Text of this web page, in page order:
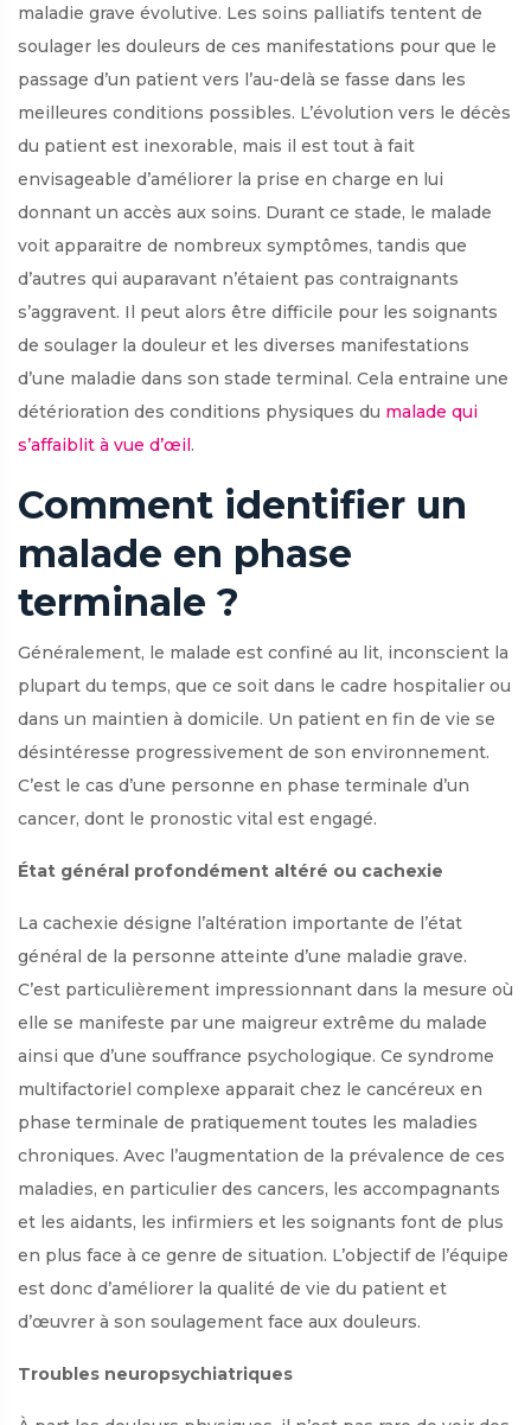
maladie grave évolutive. Les soins palliatifs tentent de
soulager les douleurs de ces manifestations pour que le
passage d’un patient vers l’au-delà se fasse dans les
meilleures conditions possibles. L’évolution vers le décès
du patient est inexorable, mais il est tout à fait
envisageable d’améliorer la prise en charge en lui
donnant un accès aux soins. Durant ce stade, le malade
voit apparaitre de nombreux symptômes, tandis que
d’autres qui auparavant n’étaient pas contraignants
s’aggravent. Il peut alors être difficile pour les soignants
de soulager la douleur et les diverses manifestations
d’une maladie dans son stade terminal. Cela entraine une
détérioration des conditions physiques du malade qui
s’affaiblit à vue d’œil.
Comment identifier un
malade en phase
terminale ?
Généralement, le malade est confiné au lit, inconscient la
plupart du temps, que ce soit dans le cadre hospitalier ou
dans un maintien à domicile. Un patient en fin de vie se
désintéresse progressivement de son environnement.
C’est le cas d’une personne en phase terminale d’un
cancer, dont le pronostic vital est engagé.
État général profondément altéré ou cachexie
La cachexie désigne l’altération importante de l’état
général de la personne atteinte d’une maladie grave.
C’est particulièrement impressionnant dans la mesure où
elle se manifeste par une maigreur extrême du malade
ainsi que d’une souffrance psychologique. Ce syndrome
multifactoriel complexe apparait chez le cancéreux en
phase terminale de pratiquement toutes les maladies
chroniques. Avec l’augmentation de la prévalence de ces
maladies, en particulier des cancers, les accompagnants
et les aidants, les infirmiers et les soignants font de plus
en plus face à ce genre de situation. L’objectif de l’équipe
est donc d’améliorer la qualité de vie du patient et
d’œuvrer à son soulagement face aux douleurs.
Troubles neuropsychiatriques